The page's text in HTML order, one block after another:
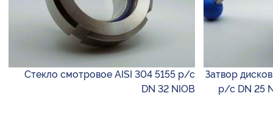
Стекло смотровое AISI 304 5155 р/с
DN 32 NIOB
Затвор
р/с DN 25